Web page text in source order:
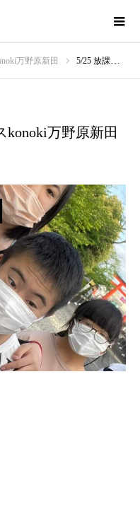
万野原新田 5/25 放課後等デイサービスkonoki万野原新田 ねことねずみ
konoki万野原新田